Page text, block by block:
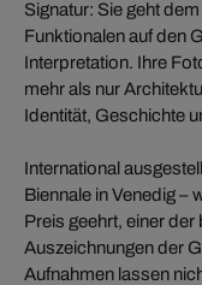
Signatur: Sie geht
Funktionalen auf den
Interpretation. Ihre
mehr als nur
Identität, Geschichte
International
Biennale in Venedig –
Preis geehrt, einer
Auszeichnungen der
Aufnahmen lassen